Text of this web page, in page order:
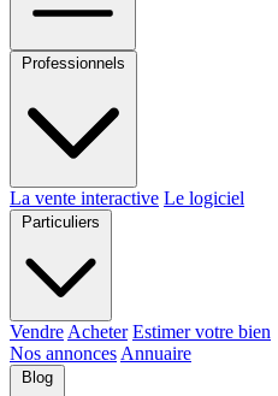
Professionnels
La vente interactive Le logiciel
Particuliers
Vendre Acheter Estimer votre bien
Nos annonces Annuaire
Blog